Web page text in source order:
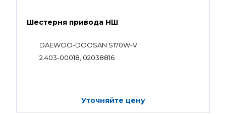
Шестерня привода НШ
DAEWOO-DOOSAN S170W-V
2.403-00018, 02038816
Уточняйте цену